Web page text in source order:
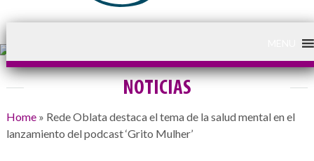
NOTICIAS
Home» Rede Oblata destaca el tema de la salud mental en el
lanzamiento del podcast ‘Grito Mulher’